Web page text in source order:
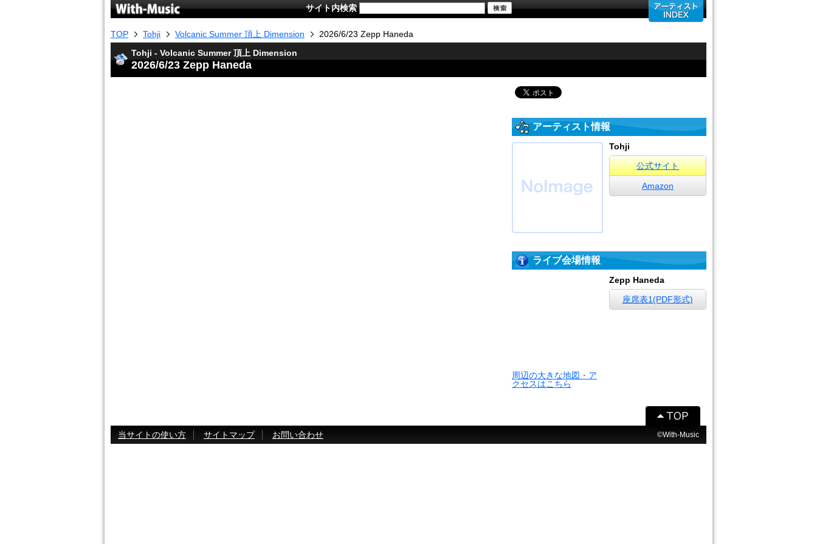
サイト内検索
TOP Tohji Volcanic Summer 頂上 Dimension
2026/6/23 Zepp Haneda
Tohji - Volcanic Summer 頂上 Dimension
2026/6/23 Zepp Haneda
アーティスト情報
Tohji
公式サイト
Amazon
ライブ会場情報
周辺の大きな地図・ア
クセスはこちら
Zepp Haneda
座席表1(PDF形式)
当サイトの使い方 サイトマップ お問い合わせ ©With-Music